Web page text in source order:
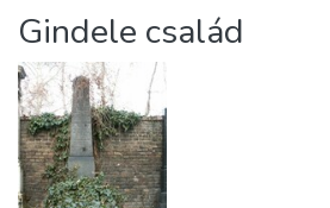
About us
Gindele család